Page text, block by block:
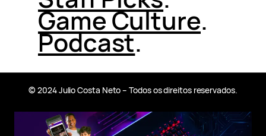
Game Culture.
Podcast.
© 2024 Julio Costa Neto – Todos os direitos reservados.